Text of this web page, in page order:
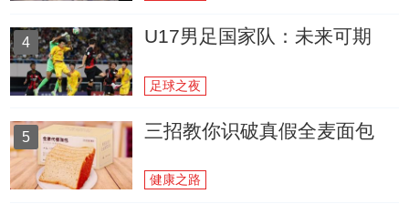
4 U17男足国家队：未来可期
足球之夜
5 三招教你识破真假全麦面包
健康之路